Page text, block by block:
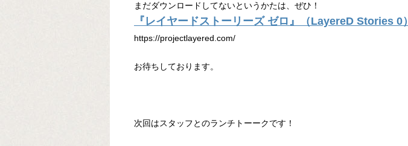
まだダウンロードしてないというかたは、ぜひ！
『レイヤードストーリーズ ゼロ』（LayereD Stories 0）
https://projectlayered.com/
お待ちしております。
次回はスタッフとのランチトーークです！